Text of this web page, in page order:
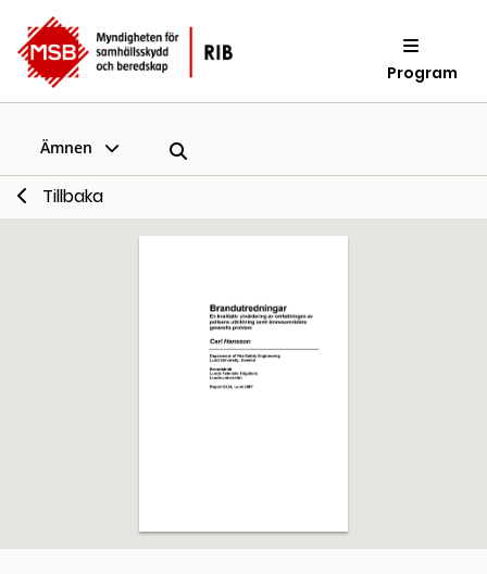
Program
Ämnen
Tillbaka